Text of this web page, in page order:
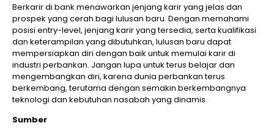
Berkarir di bank menawarkan jenjang karir yang jelas dan
prospek yang cerah bagi lulusan baru. Dengan memahami
posisi entry-level, jenjang karir yang tersedia, serta kualifikasi
dan keterampilan yang dibutuhkan, lulusan baru dapat
mempersiapkan diri dengan baik untuk memulai karir di
industri perbankan. Jangan lupa untuk terus belajar dan
mengembangkan diri, karena dunia perbankan terus
berkembang, terutama dengan semakin berkembangnya
teknologi dan kebutuhan nasabah yang dinamis.
Sumber